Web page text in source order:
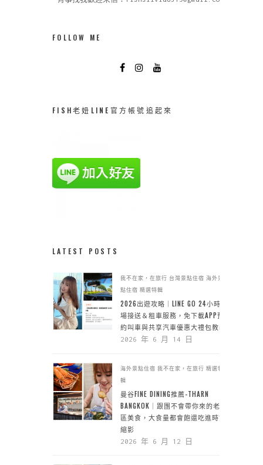
FOLLOW ME
FISH老妞LINE官方帳號追起來
LATEST POSTS
我不在家，在旅行 台灣景點住宿 海外景
點住宿 精選特輯
2026出遊攻略｜LINE GO 24小時機
場接送＆租車服務，免下載APP預
約叫車與共享汽車優惠大禮包教學
2026 年 6 月 14 日
海外景點住宿 我不在家，在旅行 精選特
輯
曼谷FINE DINING推薦-THARN
BANGKOK｜跟團不會帶你來的老城
區美食，大食量都會飽還吃進時空
縮影
2026 年 6 月 12 日